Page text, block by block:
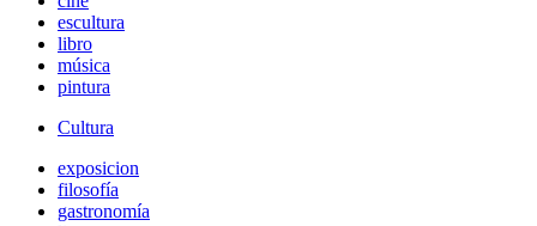
escultura
libro
música
pintura
Cultura
exposicion
filosofía
gastronomía